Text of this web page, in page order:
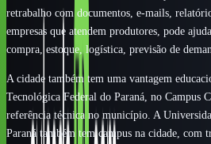
retrabalho com documentos, e-mails,
empresas que atendem produtores, pode
compra, estoque, logística, previsão de
A cidade também tem uma vantagem
Tecnológica Federal do Paraná, no Campus
referência técnica no município. A
Paraná também tem campus na cidade, com